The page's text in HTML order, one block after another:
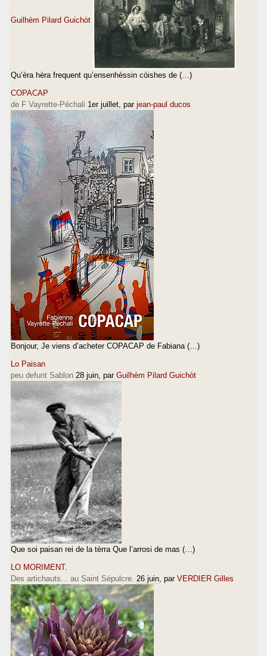
Guilhèm Pilard Guichòt
Qu’èra hèra frequent qu’ensenhèssin còishes de (…)
COPACAP
de F Vayrette-Péchali 1er juillet , par jean-paul ducos
Bonjour, Je viens d’acheter COPACAP de Fabiana (…)
Lo Paisan
peu defunt Sablon 28 juin , par Guilhèm Pilard Guichòt
Que soi paisan rei de la tèrra Que l’arrosi de mas (…)
LO MORIMENT.
Des artichauts... au Saint Sépulcre. 26 juin , par VERDIER Gilles